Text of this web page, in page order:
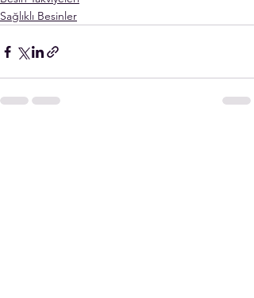
Sağlıklı Besinler